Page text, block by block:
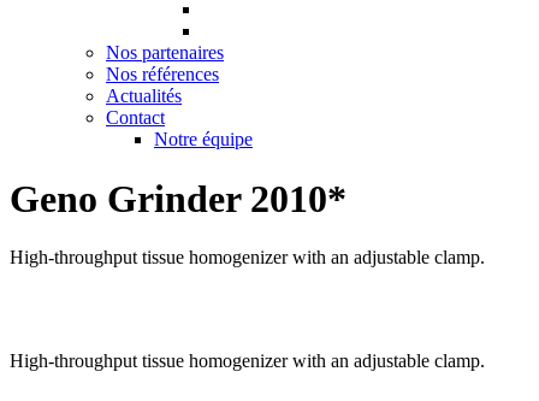
Nos partenaires
Nos références
Actualités
Contact
Notre équipe
Geno Grinder 2010*
High-throughput tissue homogenizer with an adjustable clamp.
High-throughput tissue homogenizer with an adjustable clamp.